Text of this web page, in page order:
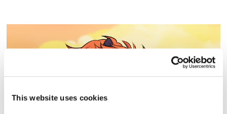
This website uses cookies